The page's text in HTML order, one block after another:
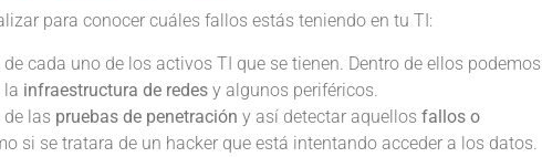
para conocer cuáles fallos estás teniendo en tu TI:
de cada uno de los activos TI que se tienen. Dentro de ellos podemos
la infraestructura de redes y algunos periféricos.
de las pruebas de penetración y así detectar aquellos fallos o
si se tratara de un hacker que está intentando acceder a los datos.